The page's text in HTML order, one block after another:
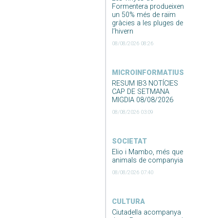
Formentera produeixen
un 50% més de raïm
gràcies a les pluges de
l’hivern
08/08/2026 08:26
MICROINFORMATIUS
RESUM IB3 NOTÍCIES
CAP DE SETMANA
MIGDIA 08/08/2026
08/08/2026 03:09
SOCIETAT
Elio i Mambo, més que
animals de companyia
08/08/2026 07:40
CULTURA
Ciutadella acompanya